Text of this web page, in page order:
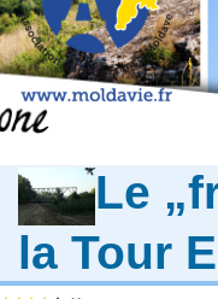
Le
la Tour